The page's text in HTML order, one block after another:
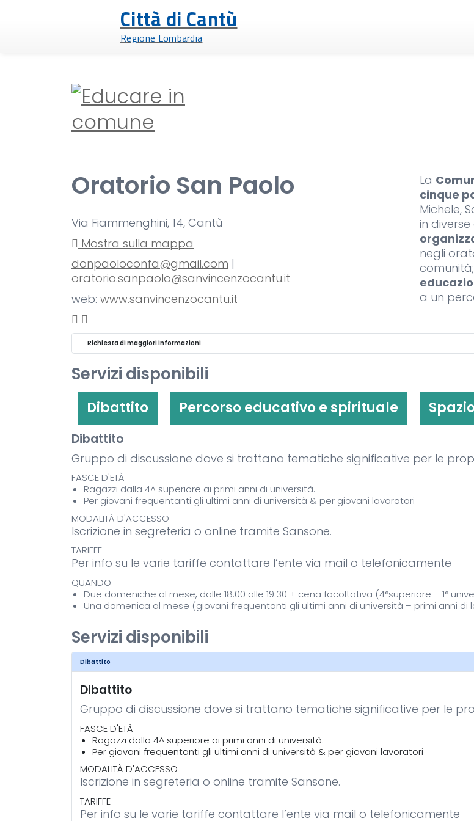
Città di Cantù
Regione Lombardia
Oratorio San Paolo
Via Fiammenghini, 14, Cantù
Mostra sulla mappa
donpaoloconfa@gmail.com |
oratorio.sanpaolo@sanvincenzocantu.it
web: www.sanvincenzocantu.it
La
cinque
Michele,
in
negli
a un
Richiesta di maggiori informazioni
Servizi disponibili
Dibattito Percorso educativo e spirituale
Dibattito
Gruppo di discussione dove si trattano tematiche significative per le
FASCE D'ETÀ
Ragazzi dalla 4^ superiore ai primi anni di università.
Per giovani frequentanti gli ultimi anni di università & per giovani lavoratori
MODALITÀ D'ACCESSO
Iscrizione in segreteria o online tramite Sansone.
TARIFFE
Per info su le varie tariffe contattare l’ente via mail o telefonicamente
QUANDO
Due domeniche al mese, dalle 18.00 alle 19.30 + cena facoltativa (4°superiore – 1°
Una domenica al mese (giovani frequentanti gli ultimi anni di università – primi anni di
Servizi disponibili
Dibattito
Dibattito
Gruppo di discussione dove si trattano tematiche significative per le
FASCE D'ETÀ
Ragazzi dalla 4^ superiore ai primi anni di università.
Per giovani frequentanti gli ultimi anni di università & per giovani lavoratori
MODALITÀ D'ACCESSO
Iscrizione in segreteria o online tramite Sansone.
TARIFFE
Per info su le varie tariffe contattare l’ente via mail o telefonicamente